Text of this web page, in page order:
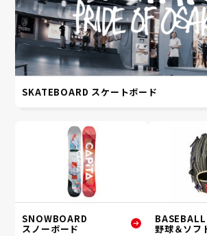
SKATEBOARD スケートボード
SNOWBOARD
スノーボード
BASEBALL
野球＆ソフ